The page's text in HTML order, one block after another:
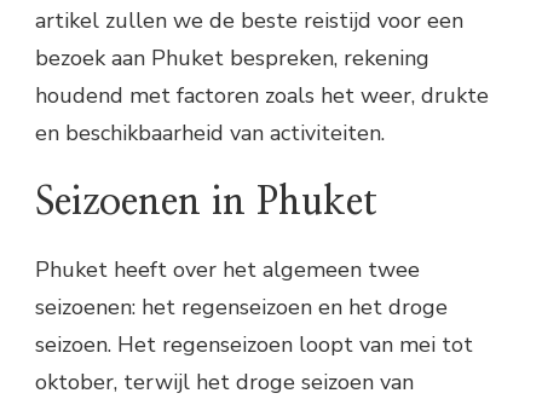
artikel zullen we de beste reistijd voor een
bezoek aan Phuket bespreken, rekening
houdend met factoren zoals het weer, drukte
en beschikbaarheid van activiteiten.
Seizoenen in Phuket
Phuket heeft over het algemeen twee
seizoenen: het regenseizoen en het droge
seizoen. Het regenseizoen loopt van mei tot
oktober, terwijl het droge seizoen van